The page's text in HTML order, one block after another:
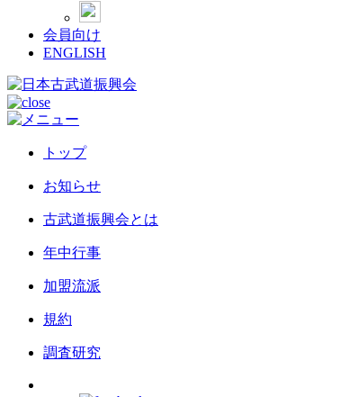
会員向け
ENGLISH
トップ
お知らせ
古武道振興会とは
年中行事
加盟流派
規約
調査研究